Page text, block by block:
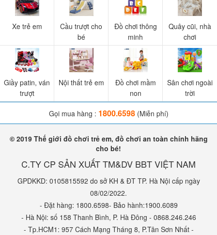
Việc sử dụng đồ chơi cần có thời gian nhất định với bé, nên cho các
bé chơi từ 30-40 phút rồi cho bé ra ngoài nghỉ hoặc dừng. Không
nên chơi quá lâu khiến cơ thể bé bị ảnh hưởng.
Xe trẻ em
Cầu trượt cho
bé
Đồ chơi thông
minh
Quây cũi, nhà
chơi
Giầy patin, ván
trượt
Nội thất trẻ em
Đồ chơi mầm
non
Sân chơi ngoài
trời
Gọi mua hàng : 1800.6598(Miễn phí)
© 2019 Thế giới đồ chơi trẻ em, đồ chơi an toàn chính hãng
cho bé!
C.TY CP SẢN XUẤT TM&DV BBT VIỆT NAM
GPDKKD: 0105815592 do sở KH & ĐT TP. Hà Nội cấp ngày
08/02/2022.
- Đặt hàng: 1800.6598- Bảo hành:1900.6089
- Hà Nội: số 158 Thanh Bình, P. Hà Đông - 0868.246.246
- Tp.HCM1: 957 Cách Mạng Tháng 8, P.Tân Sơn Nhất -